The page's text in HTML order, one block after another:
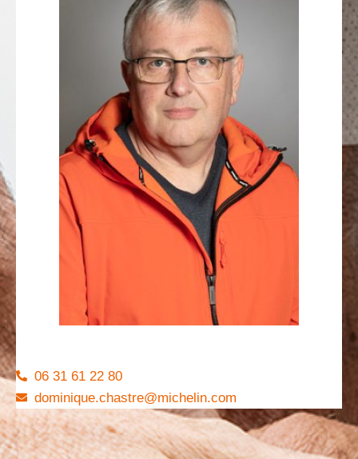
06 31 61 22 80
dominique.chastre@michelin.com